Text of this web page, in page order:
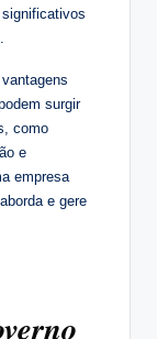
surgir
como
e
empresa
e gere